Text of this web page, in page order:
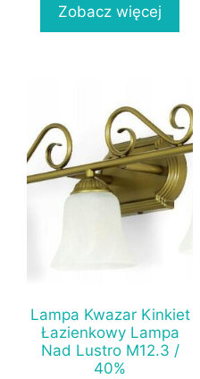
Zobacz więcej
Lampa Kwazar Kinkiet
Łazienkowy Lampa
Nad Lustro M12.3 /
40%